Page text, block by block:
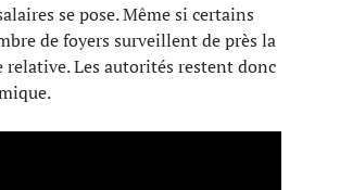
se pose. Même si certains
de foyers surveillent de près la
Les autorités restent donc